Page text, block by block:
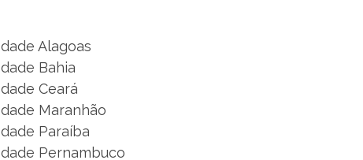
Alagoas
Bahia
Ceará
Maranhão
Paraíba
Pernambuco